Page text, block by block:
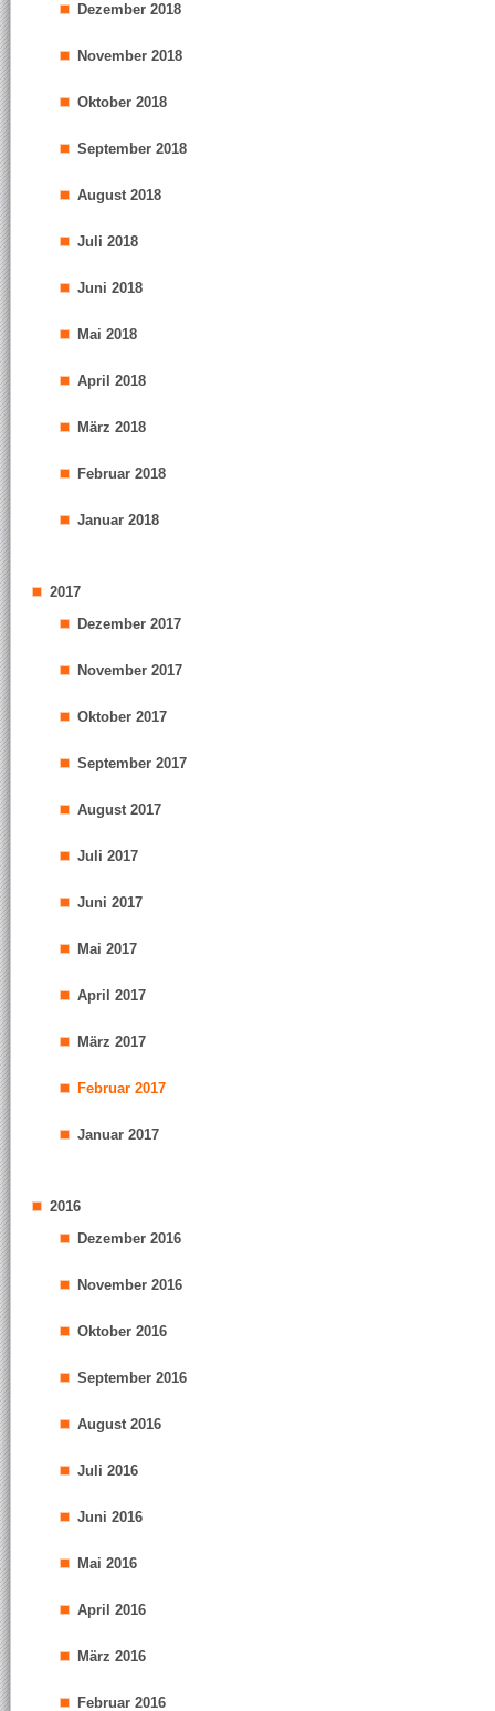
Dezember 2018
November 2018
Oktober 2018
September 2018
August 2018
Juli 2018
Juni 2018
Mai 2018
April 2018
März 2018
Februar 2018
Januar 2018
2017
Dezember 2017
November 2017
Oktober 2017
September 2017
August 2017
Juli 2017
Juni 2017
Mai 2017
April 2017
März 2017
Februar 2017
Januar 2017
2016
Dezember 2016
November 2016
Oktober 2016
September 2016
August 2016
Juli 2016
Juni 2016
Mai 2016
April 2016
März 2016
Februar 2016